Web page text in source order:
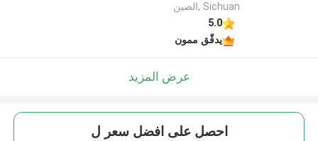
Sichuan ,الصين
5.0
يدقّق ممون
عرض المزيد
احصل على افضل سعر ل